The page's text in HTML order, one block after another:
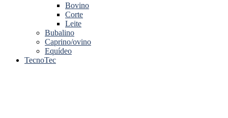
Bovino
Corte
Leite
Bubalino
Caprino/ovino
Equídeo
TecnoTec